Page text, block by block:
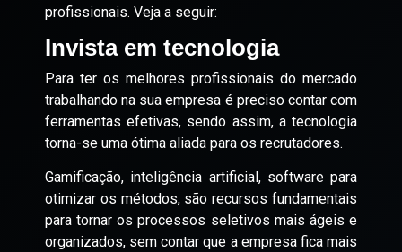
profissionais. Veja a seguir:
Invista em tecnologia
Para ter os melhores profissionais do mercado
trabalhando na sua empresa é preciso contar com
ferramentas efetivas, sendo assim, a tecnologia
torna-se uma ótima aliada para os recrutadores.
Gamificação, inteligência artificial, software para
otimizar os métodos, são recursos fundamentais
para tornar os processos seletivos mais ágeis e
organizados, sem contar que a empresa fica mais